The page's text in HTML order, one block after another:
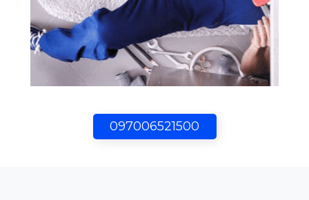
097006521500